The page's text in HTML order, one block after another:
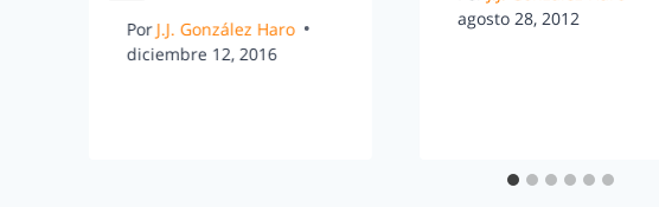
PorJ.J. González Haro
diciembre 12, 2016
agosto 28, 2012